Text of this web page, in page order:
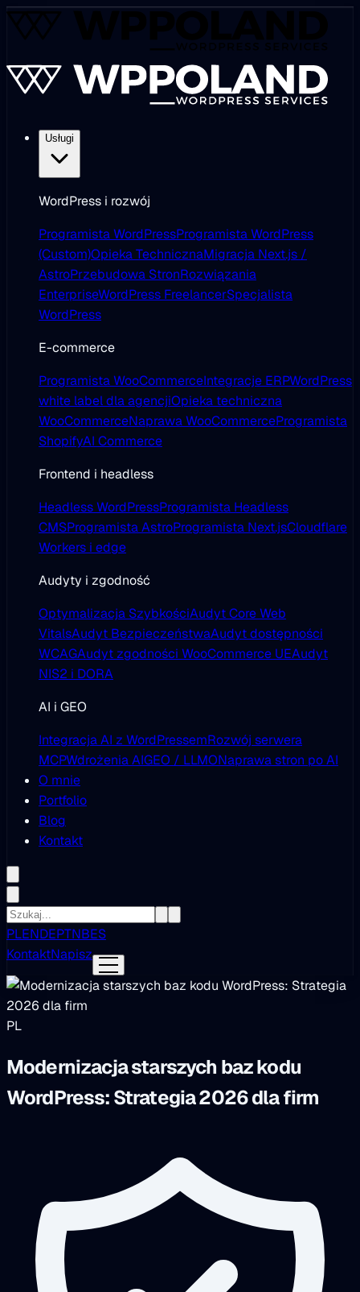
Usługi
WordPress i rozwój
Programista WordPressProgramista WordPress
(Custom)Opieka TechnicznaMigracja Next.js /
AstroPrzebudowa StronRozwiązania
EnterpriseWordPress FreelancerSpecjalista
WordPress
E-commerce
Programista WooCommerceIntegracje ERPWordPress
white label dla agencjiOpieka techniczna
WooCommerceNaprawa WooCommerceProgramista
ShopifyAI Commerce
Frontend i headless
Headless WordPressProgramista Headless
CMSProgramista AstroProgramista Next.jsCloudflare
Workers i edge
Audyty i zgodność
Optymalizacja SzybkościAudyt Core Web
VitalsAudyt BezpieczeństwaAudyt dostępności
WCAGAudyt zgodności WooCommerce UEAudyt
NIS2 i DORA
AI i GEO
Integracja AI z WordPressemRozwój serwera
MCPWdrożenia AIGEO / LLMONaprawa stron po AI
O mnie
Portfolio
Blog
Kontakt
PLENDEPTNBES
KontaktNapisz
PL
Modernizacja starszych baz kodu
WordPress: Strategia 2026 dla firm